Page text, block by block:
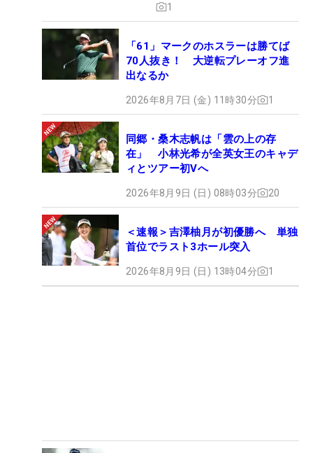
1
「61」マークのホスラーは勝てば
70人抜き！ 大逆転プレーオフ進
出なるか
2026年8月7日 (金) 11時30分 1
同郷・桑木志帆は「雲の上の存
在」 小林光希が全英女王のキャデ
ィとツアー初Vへ
2026年8月9日 (日) 08時03分 20
＜速報＞吉澤柚月が初優勝へ 単独
首位でラスト3ホール突入
2026年8月9日 (日) 13時04分 1